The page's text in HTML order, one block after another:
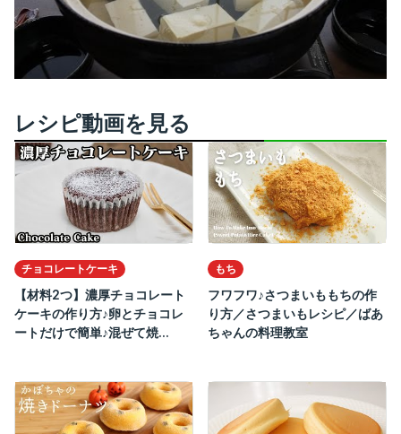
レシピ動画を見る
チョコレートケーキ
【材料2つ】濃厚チョコレート
ケーキの作り方♪卵とチョコレ
ートだけで簡単♪混ぜて焼...
もち
フワフワ♪さつまいももちの作
り方／さつまいもレシピ／ばあ
ちゃんの料理教室